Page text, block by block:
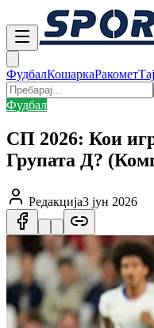
ФудбалКошаркаРакомет
Фудбал
СП 2026: Кои
Групата Д?
Редакција3 јун 2026